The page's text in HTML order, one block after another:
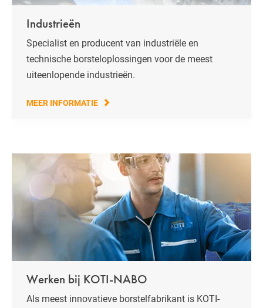
Industrieën
Specialist en producent van industriële en
technische borsteloplossingen voor de meest
uiteenlopende industrieën.
MEER INFORMATIE
Werken bij KOTI-NABO
Als meest innovatieve borstelfabrikant is KOTI-